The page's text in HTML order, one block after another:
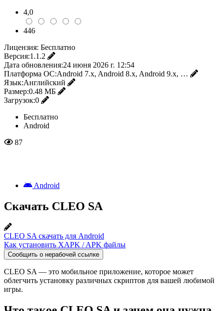
4,0
446
Лицензия: Бесплатно
Версия:1.1.2
Дата обновления:24 июня 2026 г. 12:54
Платформа ОС:Android 7.x, Android 8.x, Android 9.x, …
Язык:Английский
Размер:0.48 МБ
Загрузок:0
Бесплатно
Android
87
Android
Скачать CLEO SA
CLEO SA скачать для Android
Как установить XAPK / APK файлы
Сообщить о нерабочей ссылке
CLEO SA — это мобильное приложение, которое может
облегчить установку различных скриптов для вашей любимой
игры.